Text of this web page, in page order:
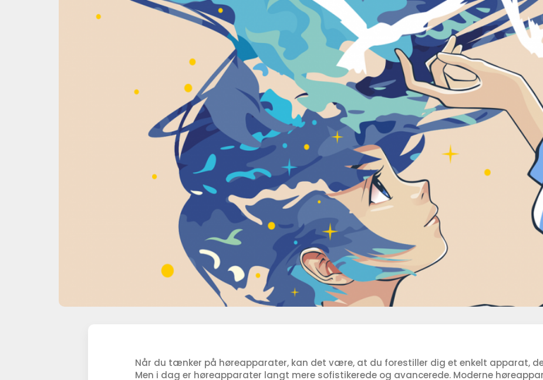
Når du tænker på høreapparater, kan det være, at du forestiller dig et enkelt apparat,
Men i dag er høreapparater langt mere sofistikerede og avancerede. Moderne